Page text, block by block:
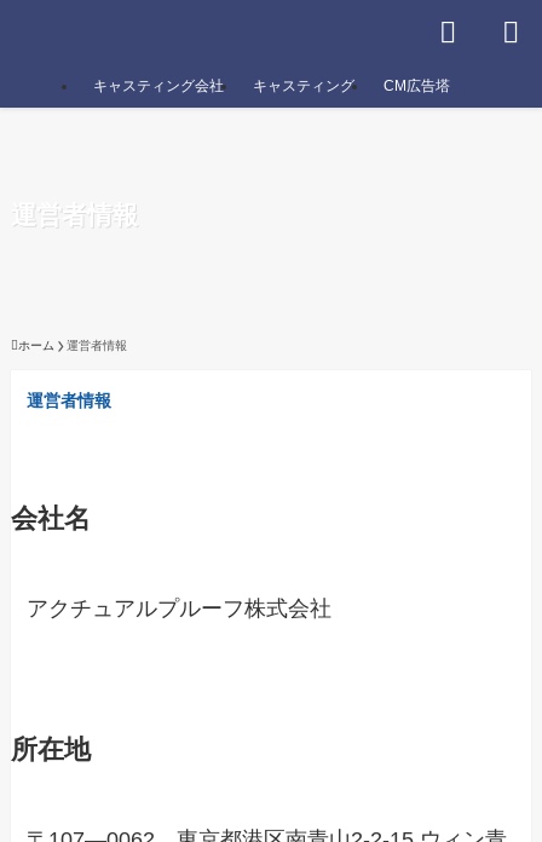
キャスティング会社 キャスティング CM広告塔
運営者情報
ホーム 運営者情報
運営者情報
会社名
アクチュアルプルーフ株式会社
所在地